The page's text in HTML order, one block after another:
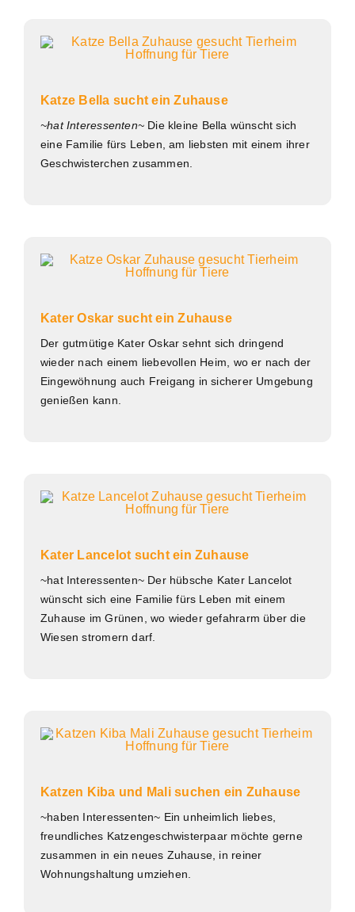
Katze Bella sucht ein Zuhause
~hat Interessenten~Die kleine Bella wünscht sich
eine Familie fürs Leben, am liebsten mit einem ihrer
Geschwisterchen zusammen.
Kater Oskar sucht ein Zuhause
Der gutmütige Kater Oskar sehnt sich dringend
wieder nach einem liebevollen Heim, wo er nach der
Eingewöhnung auch Freigang in sicherer Umgebung
genießen kann.
Kater Lancelot sucht ein Zuhause
~hat Interessenten~ Der hübsche Kater Lancelot
wünscht sich eine Familie fürs Leben mit einem
Zuhause im Grünen, wo wieder gefahrarm über die
Wiesen stromern darf.
Katzen Kiba und Mali suchen ein Zuhause
~haben Interessenten~ Ein unheimlich liebes,
freundliches Katzengeschwisterpaar möchte gerne
zusammen in ein neues Zuhause, in reiner
Wohnungshaltung umziehen.